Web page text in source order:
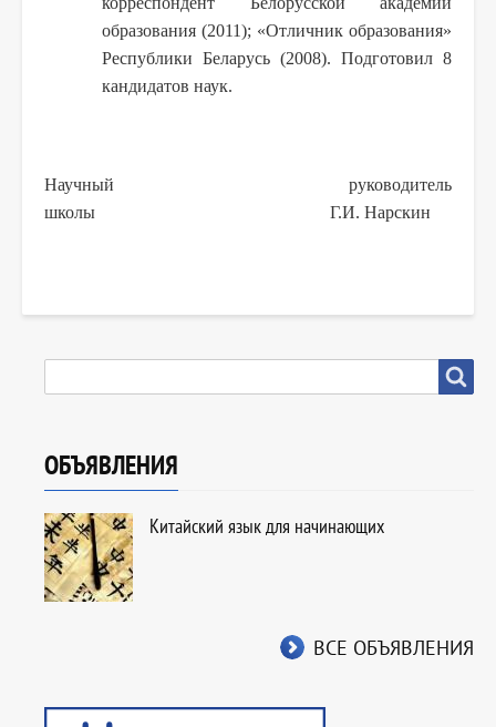
образования (2011); «Отличник образования»
Республики Беларусь (2008). Подготовил 8
кандидатов наук.
Научный руководитель
школы Г.И. Нарскин
ОБЪЯВЛЕНИЯ
Китайский язык для начинающих
ВСЕ ОБЪЯВЛЕНИЯ